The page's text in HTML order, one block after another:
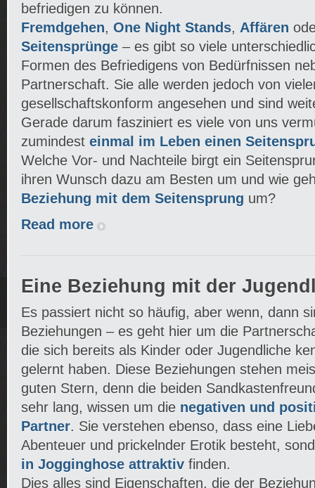
befriedigen zu können.
Fremdgehen, One Night Stands, Affären
Seitensprünge – es gibt so viele
Formen des Befriedigens von Bedürfnissen
Partnerschaft. Sie alle werden jedoch von
gesellschaftskonform angesehen und sind
Gerade darum fasziniert es viele von uns
zumindest einmal im Leben einen
Welche Vor- und Nachteile birgt ein
ihren Wunsch dazu am Besten um und wie
Beziehung mit dem Seitensprung um?
Read more
Eine Beziehung mit der
Es passiert nicht so häufig, aber wenn, dann
Beziehungen – es geht hier um die
die sich bereits als Kinder oder Jugendliche
gelernt haben. Diese Beziehungen stehen
guten Stern, denn die beiden
sehr lang, wissen um die negativen und
Partner. Sie verstehen ebenso, dass eine
Abenteuer und prickelnder Erotik besteht,
in Jogginghose attraktiv finden.
Dies alles sind Eigenschaften, die der